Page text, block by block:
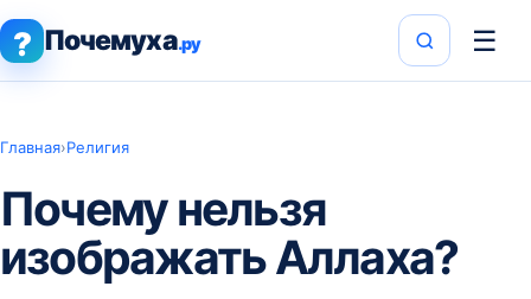
? Почемуха.ру ☰
Главная›Религия
Почему нельзя
изображать Аллаха?